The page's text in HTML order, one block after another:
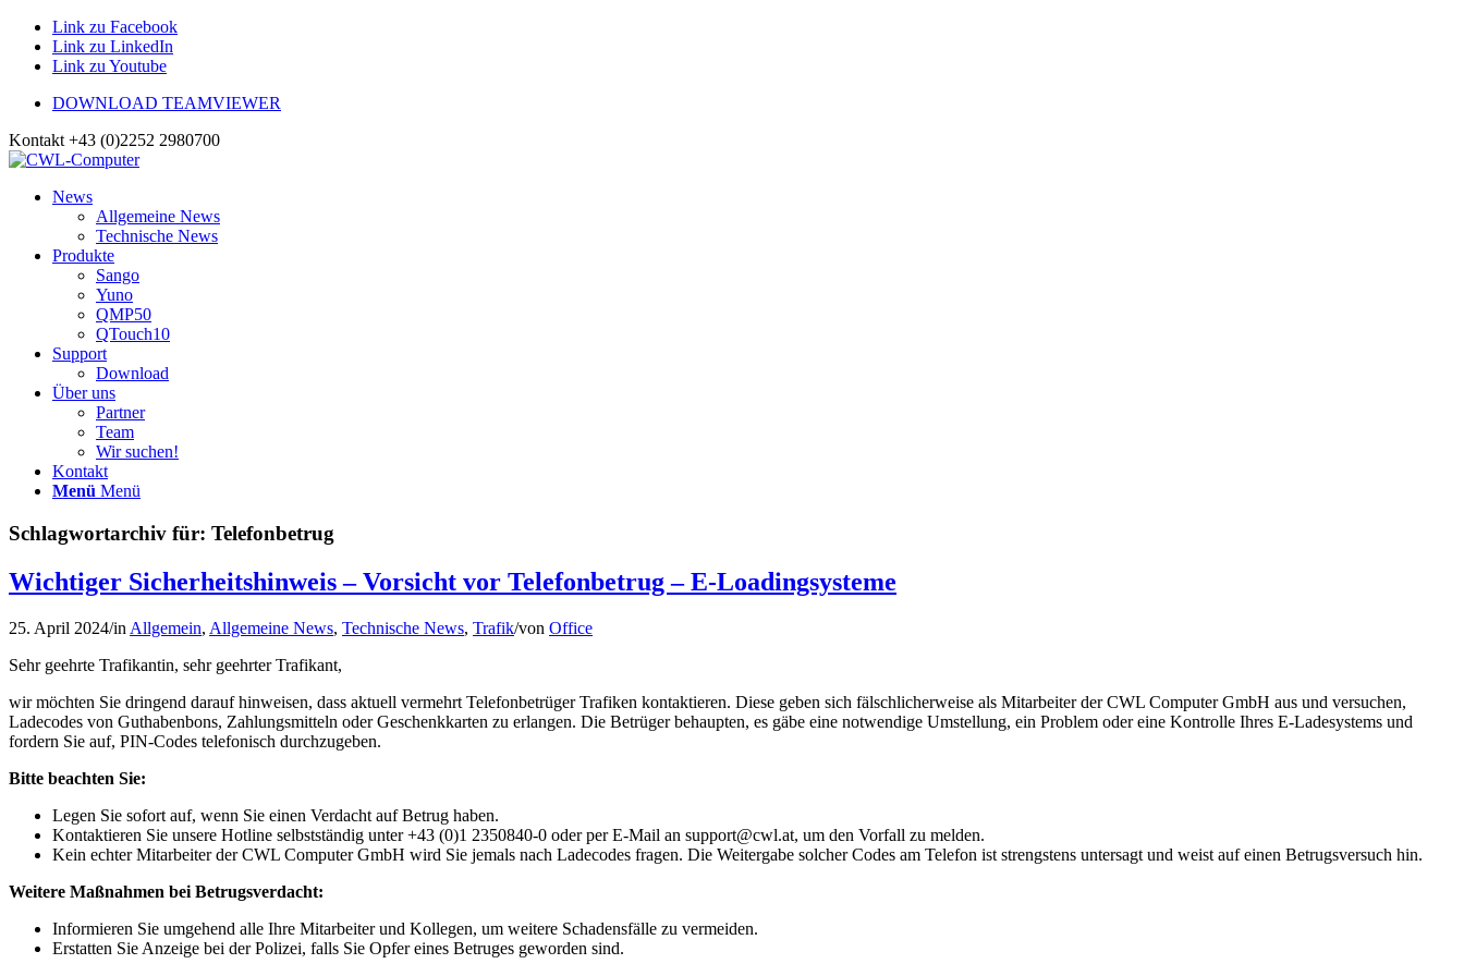
Link zu Facebook
Link zu LinkedIn
Link zu Youtube
DOWNLOAD TEAMVIEWER
Kontakt +43 (0)2252 2980700
News
Allgemeine News
Technische News
Produkte
Sango
Yuno
QMP50
QTouch10
Support
Download
Über uns
Partner
Team
Wir suchen!
Kontakt
Menü Menü
Schlagwortarchiv für: Telefonbetrug
Wichtiger Sicherheitshinweis – Vorsicht vor Telefonbetrug – E-Loadingsysteme
25. April 2024/in Allgemein, Allgemeine News, Technische News, Trafik/von Office
Sehr geehrte Trafikantin, sehr geehrter Trafikant,
wir möchten Sie dringend darauf hinweisen, dass aktuell vermehrt Telefonbetrüger Trafiken kontaktieren. Diese geben sich fälschlicherweise als Mitarbeiter der CWL Computer GmbH aus und versuchen,
Ladecodes von Guthabenbons, Zahlungsmitteln oder Geschenkkarten zu erlangen. Die Betrüger behaupten, es gäbe eine notwendige Umstellung, ein Problem oder eine Kontrolle Ihres E-Ladesystems und
fordern Sie auf, PIN-Codes telefonisch durchzugeben.
Bitte beachten Sie:
Legen Sie sofort auf, wenn Sie einen Verdacht auf Betrug haben.
Kontaktieren Sie unsere Hotline selbstständig unter +43 (0)1 2350840-0 oder per E-Mail an support@cwl.at, um den Vorfall zu melden.
Kein echter Mitarbeiter der CWL Computer GmbH wird Sie jemals nach Ladecodes fragen. Die Weitergabe solcher Codes am Telefon ist strengstens untersagt und weist auf einen Betrugsversuch hin.
Weitere Maßnahmen bei Betrugsverdacht:
Informieren Sie umgehend alle Ihre Mitarbeiter und Kollegen, um weitere Schadensfälle zu vermeiden.
Erstatten Sie Anzeige bei der Polizei, falls Sie Opfer eines Betruges geworden sind.